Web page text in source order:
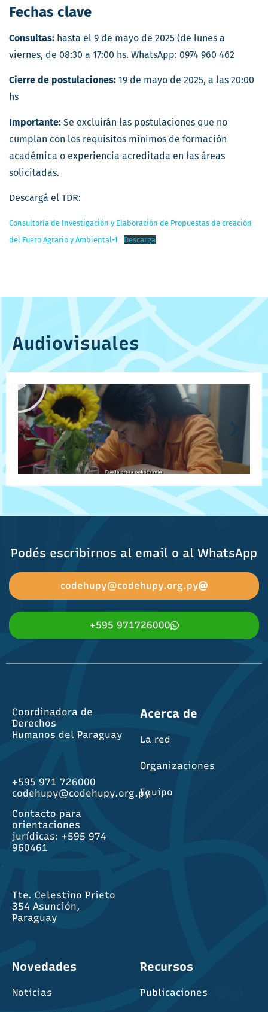
Fechas clave
Consultas: hasta el 9 de mayo de 2025 (de lunes a
viernes, de 08:30 a 17:00 hs. WhatsApp: 0974 960 462
Cierre de postulaciones: 19 de mayo de 2025, a las 20:00
hs
Importante: Se excluirán las postulaciones que no
cumplan con los requisitos mínimos de formación
académica o experiencia acreditada en las áreas
solicitadas.
Descargá el TDR:
Consultoría de Investigación y Elaboración de Propuestas de creación
del Fuero Agrario y Ambiental-1
Descarga
Audiovisuales
Podés escribirnos al email o al WhatsApp
codehupy@codehupy.org.py
+595 971726000
Coordinadora de
Derechos
Humanos del Paraguay
+595 971 726000
codehupy@codehupy.org.py
Contacto para
orientaciones
jurídicas: +595 974
960461
Tte. Celestino Prieto
354 Asunción,
Paraguay
Acerca de
La red
Organizaciones
Equipo
Novedades
Noticias
Recursos
Publicaciones